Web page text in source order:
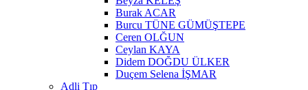
Burak ACAR
Burcu TÜNE GÜMÜŞTEPE
Ceren OLĞUN
Ceylan KAYA
Didem DOĞDU ÜLKER
Duçem Selena İŞMAR
Adli Tıp